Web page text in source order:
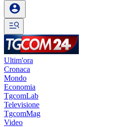
Ultim'ora
Cronaca
Mondo
Economia
TgcomLab
Televisione
TgcomMag
Video